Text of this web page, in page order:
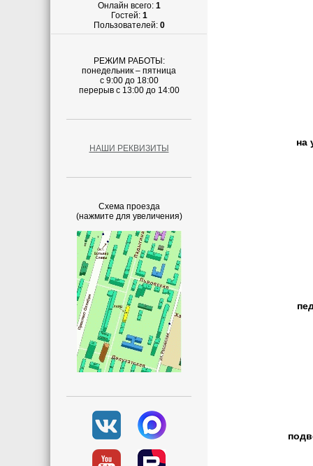
Онлайн всего: 1
Гостей: 1
Пользователей: 0
РЕЖИМ РАБОТЫ:
понедельник – пятница
с 9:00 до 18:00
перерыв с 13:00 до 14:00
НАШИ РЕКВИЗИТЫ
Схема проезда
(нажмите для увеличения)
на